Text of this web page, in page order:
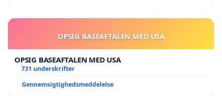
OPSIG BASEAFTALEN MED USA
OPSIG BASEAFTALEN MED USA
731 underskrifter
Gennemsigtighedsmeddelelse